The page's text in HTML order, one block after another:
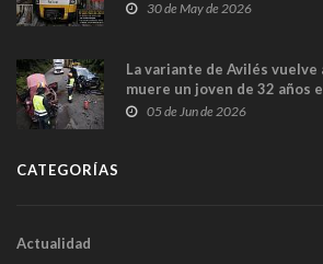
sobrecoste de los trenes
30 de May de 2026
La variante de Avilés
muere un joven de 32 años
frontal
05 de Jun de 2026
CATEGORÍAS
Actualidad